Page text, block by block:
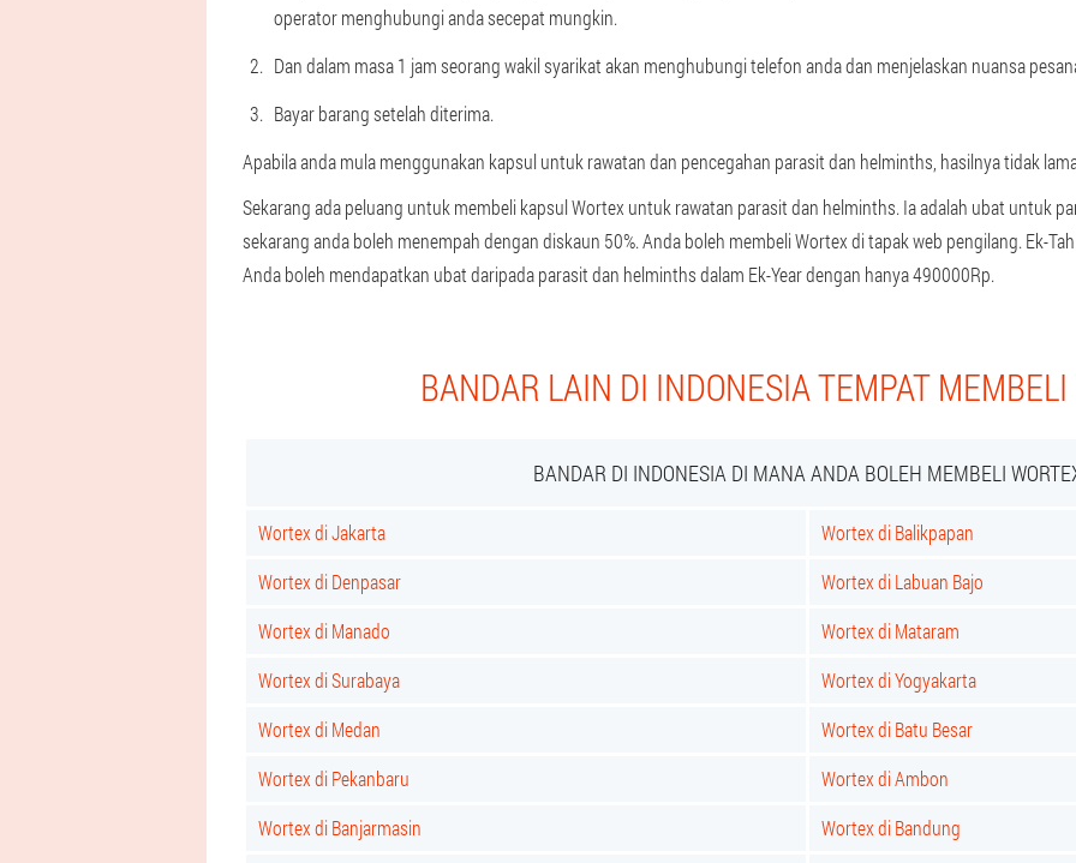
operator menghubungi anda secepat mungkin.
Dan dalam masa 1 jam seorang wakil syarikat akan menghubungi telefon anda dan menjelaskan nuansa
Bayar barang setelah diterima.
Apabila anda mula menggunakan kapsul untuk rawatan dan pencegahan parasit dan helminths, hasilnya tidak
Sekarang ada peluang untuk membeli kapsul Wortex untuk rawatan parasit dan helminths. Ia adalah ubat untuk
sekarang anda boleh menempah dengan diskaun 50%. Anda boleh membeli Wortex di tapak web pengilang. Ek-
Anda boleh mendapatkan ubat daripada parasit dan helminths dalam Ek-Year dengan hanya 490000Rp.
BANDAR LAIN DI INDONESIA TEMPAT MEMBELI
BANDAR DI INDONESIA DI MANA ANDA BOLEH MEMBELI
Wortex di Jakarta
Wortex di Balikpapan
Wortex di Denpasar
Wortex di Labuan Bajo
Wortex di Manado
Wortex di Mataram
Wortex di Surabaya
Wortex di Yogyakarta
Wortex di Medan
Wortex di Batu Besar
Wortex di Pekanbaru
Wortex di Ambon
Wortex di Banjarmasin
Wortex di Bandung